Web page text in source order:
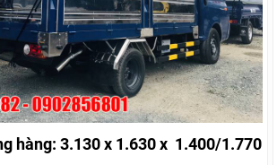
hàng: 3.130 x 1.630 x 1.400/1.770